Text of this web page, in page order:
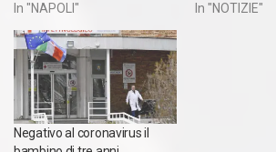
In "NAPOLI"
In "NOTIZIE"
Negativo al coronavirus il